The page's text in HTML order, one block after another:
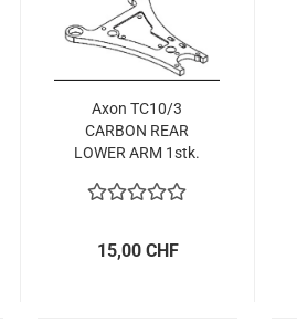
Axon TC10/3
CARBON REAR
LOWER ARM 1stk.
15,00 CHF